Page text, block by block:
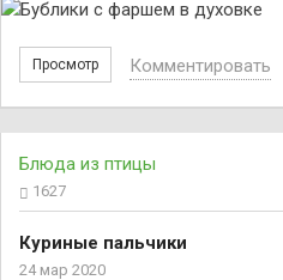
Просмотр Комментировать
Блюда из птицы
1627
Куриные пальчики
24 мар 2020